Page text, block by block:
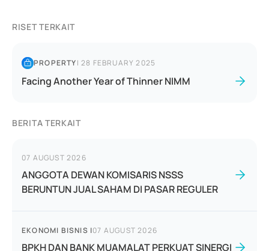
RISET TERKAIT
PROPERTY|28 FEBRUARY 2025
Facing Another Year of Thinner NIMM
BERITA TERKAIT
07 AUGUST 2026
ANGGOTA DEWAN KOMISARIS NSSS
BERUNTUN JUAL SAHAM DI PASAR REGULER
EKONOMI BISNIS |07 AUGUST 2026
BPKH DAN BANK MUAMALAT PERKUAT SINERGI